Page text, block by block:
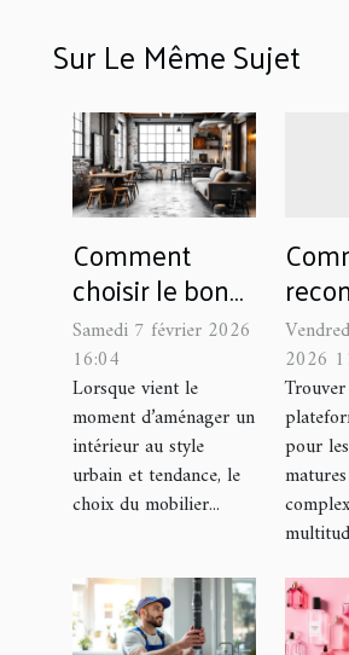
Sur Le Même Sujet
Comment
choisir le bon
meuble
industriel pour
votre espace
Samedi 7 février 2026
16:04
Lorsque vient le
moment d’aménager un
intérieur au style
urbain et tendance, le
choix du mobilier...
une
2026
pour